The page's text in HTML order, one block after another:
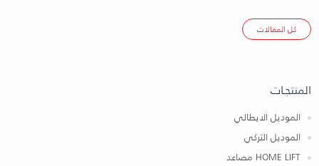
كل المقالات
المنتجـات
الموديل الايطالي
الموديل التركي
HOME LIFT مصاعد